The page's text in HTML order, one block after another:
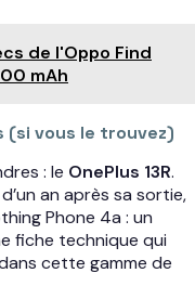
de l'Oppo Find
mAh
(si vous le trouvez)
: le OnePlus 13R.
an après sa sortie,
Phone 4a : un
fiche technique qui
cette gamme de